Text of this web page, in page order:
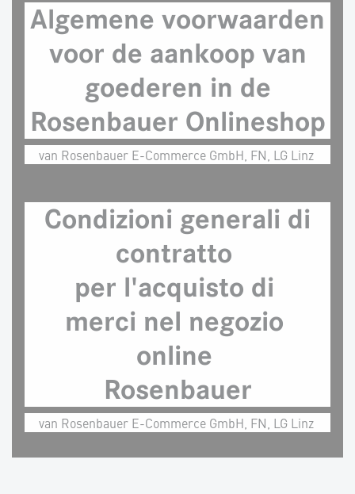
Algemene voorwaarden
voor de aankoop van
goederen in de
Rosenbauer Onlineshop
van Rosenbauer E-Commerce GmbH, FN, LG Linz
Condizioni generali di
contratto
per l'acquisto di
merci nel negozio
online
Rosenbauer​
van Rosenbauer E-Commerce GmbH, FN, LG Linz